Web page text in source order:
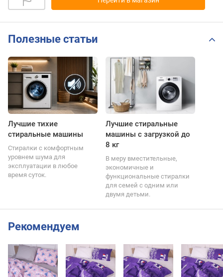
Полезные статьи
Лучшие тихие
стиральные машины
Стиралки с комфортным
уровнем шума для
эксплуатации в любое
время суток.
Лучшие стиральные
машины с загрузкой до
8 кг
В меру вместительные,
экономичные и
функциональные стиралки
для семей с одним или
двумя детьми.
Рекомендуем